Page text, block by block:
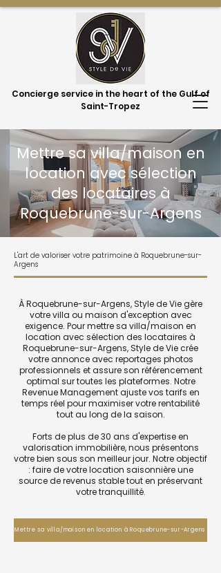
Concierge service in the heart of the Gulf of
Saint-Tropez
Mettre sa villa/maison en
location avec sélection
des locataires à
Roquebrune-sur-Argens
L'art de valoriser votre patrimoine à Roquebrune-sur-
Argens
À Roquebrune-sur-Argens, Style de Vie gère
votre villa ou maison d'exception avec
exigence. Pour mettre sa villa/maison en
location avec sélection des locataires à
Roquebrune-sur-Argens, Style de Vie crée
votre annonce avec reportages photos
professionnels et assure son référencement
optimal sur toutes les plateformes. Notre
Revenue Management ajuste vos tarifs en
temps réel pour maximiser votre rentabilité
tout au long de la saison.
Forts de plus de 30 ans d'expertise en
valorisation immobilière, nous présentons
votre bien sous son meilleur jour. Notre objectif
: faire de votre location saisonnière une
source de revenus stable tout en préservant
votre tranquillité.
Mettre sa villa/maison en location à Roquebrune-sur-Argens